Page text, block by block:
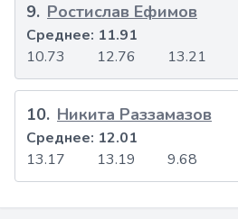
9. Ростислав Ефимов
10.73 12.76 13.21
Среднее: 11.91
10. Никита Раззамазов
13.17 13.19 9.68
Среднее: 12.01